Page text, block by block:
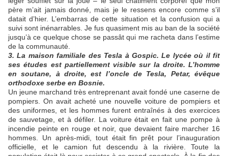
père m’ait jamais donné, mais je le ressens encore comme s’il
datait d’hier. L’embarras de cette situation et la confusion qui a
suivi sont inénarrables. Je fus quasiment mis au ban de la société
jusqu’à ce quelque chose se passât qui me racheta dans l’estime
de la communauté.
3. La maison familiale des Tesla à Gospic. Le lycée où il fit
ses études est partiellement visible sur la droite. L’homme
en soutane, à droite, est l’oncle de Tesla, Petar, évêque
orthodoxe serbe en Bosnie.
Un jeune marchand très entreprenant avait fondé une caserne de
pompiers. On avait acheté une nouvelle voiture de pompiers et
des uniformes, et les hommes furent entraînés à des exercices
de sauvetage, et à défiler. La voiture était en fait une pompe à
incendie peinte en rouge et noir, que devaient faire marcher 16
hommes. Un après-midi, tout était fin prêt pour l’inauguration
officielle, et le camion fut descendu à la rivière. Toute la